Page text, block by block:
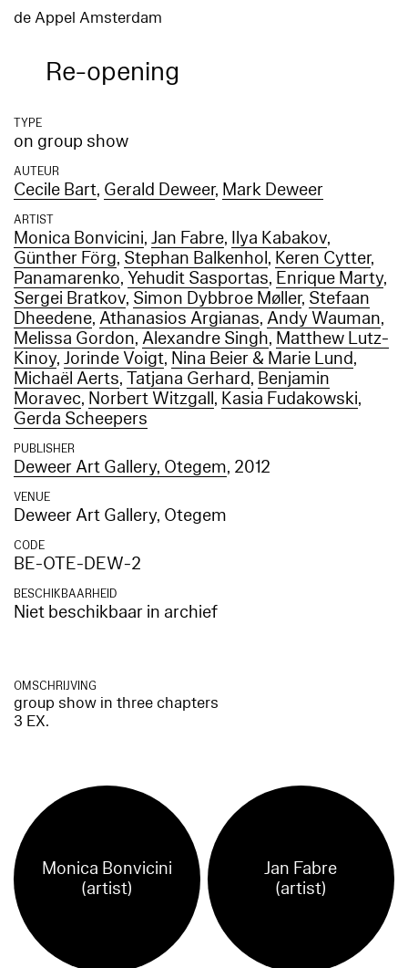
de Appel Amsterdam
Re-opening
TYPE
on group show
AUTEUR
Cecile Bart, Gerald Deweer, Mark Deweer
ARTIST
Monica Bonvicini,Jan Fabre, Ilya Kabakov,
Günther Förg, Stephan Balkenhol, Keren Cytter,
Panamarenko,Yehudit Sasportas, Enrique Marty,
Sergei Bratkov, Simon Dybbroe Møller, Stefaan
Dheedene,Athanasios Argianas,Andy Wauman,
Melissa Gordon,Alexandre Singh, Matthew Lutz-
Kinoy,Jorinde Voigt, Nina Beier & Marie Lund,
Michaël Aerts,Tatjana Gerhard, Benjamin
Moravec, Norbert Witzgall, Kasia Fudakowski,
Gerda Scheepers
PUBLISHER
Deweer Art Gallery, Otegem, 2012
VENUE
Deweer Art Gallery, Otegem
CODE
BE-OTE-DEW-2
BESCHIKBAARHEID
Niet beschikbaar in archief
OMSCHRIJVING
group show in three chapters
3 EX.
Monica Bonvicini
(artist)
Jan Fabre
(artist)